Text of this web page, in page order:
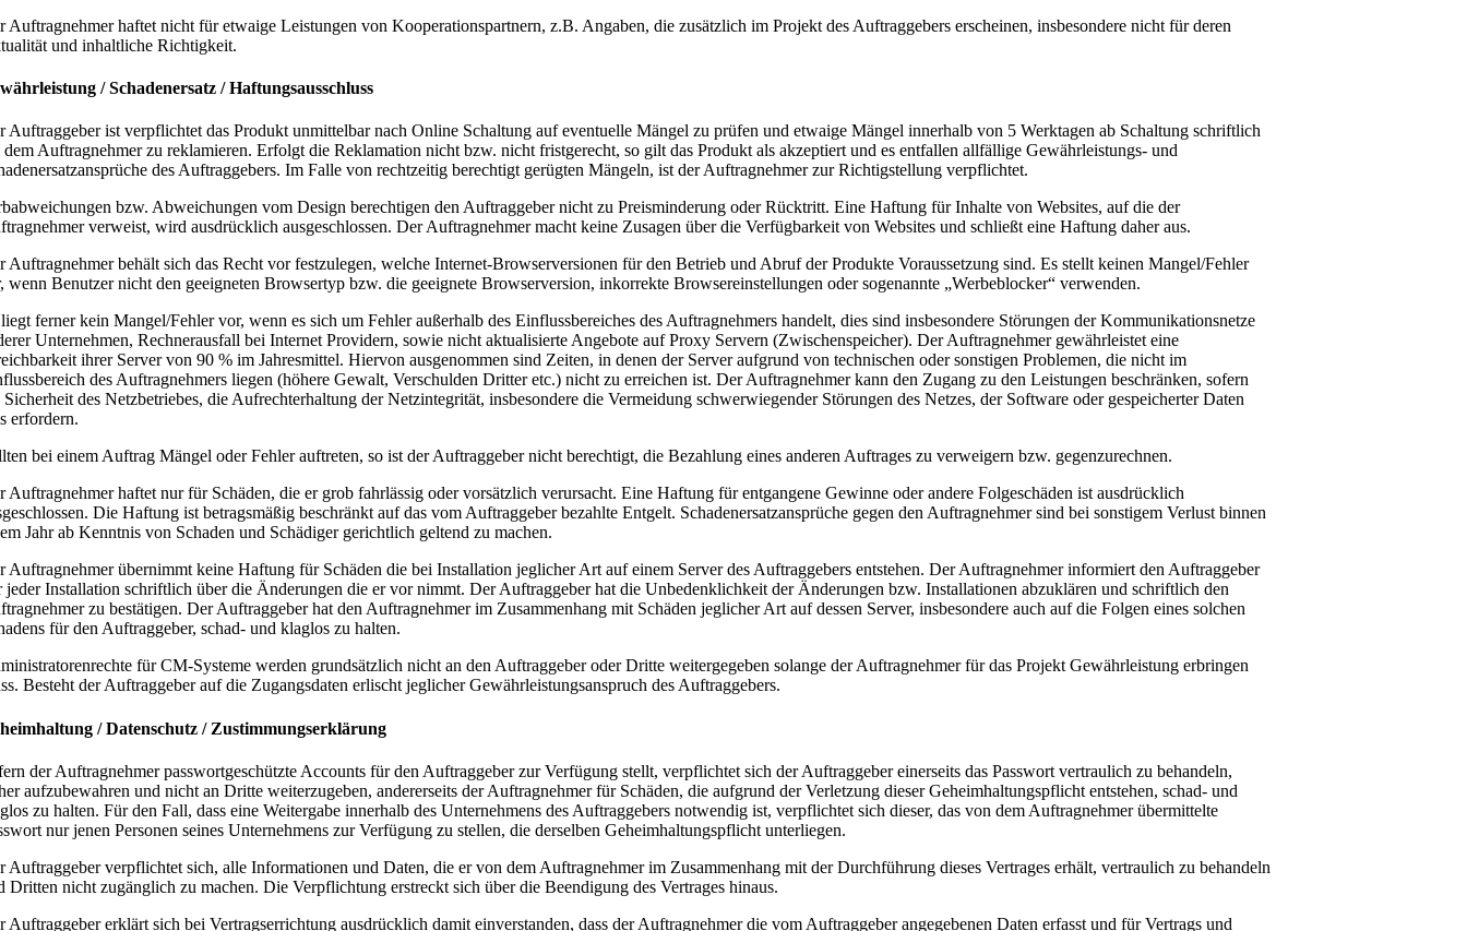
Auftragnehmer haftet nicht für etwaige Leistungen von Kooperationspartnern, z.B. Angaben, die zusätzlich im Projekt des Auftraggebers erscheinen, insbesondere nicht für deren
und inhaltliche Richtigkeit.
/ Schadenersatz / Haftungsausschluss
Auftraggeber ist verpflichtet das Produkt unmittelbar nach Online Schaltung auf eventuelle Mängel zu prüfen und etwaige Mängel innerhalb von 5 Werktagen ab Schaltung schriftlich
dem Auftragnehmer zu reklamieren. Erfolgt die Reklamation nicht bzw. nicht fristgerecht, so gilt das Produkt als akzeptiert und es entfallen allfällige Gewährleistungs- und
des Auftraggebers. Im Falle von rechtzeitig berechtigt gerügten Mängeln, ist der Auftragnehmer zur Richtigstellung verpflichtet.
bzw. Abweichungen vom Design berechtigen den Auftraggeber nicht zu Preisminderung oder Rücktritt. Eine Haftung für Inhalte von Websites, auf die der
verweist, wird ausdrücklich ausgeschlossen. Der Auftragnehmer macht keine Zusagen über die Verfügbarkeit von Websites und schließt eine Haftung daher aus.
Auftragnehmer behält sich das Recht vor festzulegen, welche Internet-Browserversionen für den Betrieb und Abruf der Produkte Voraussetzung sind. Es stellt keinen Mangel/Fehler
wenn Benutzer nicht den geeigneten Browsertyp bzw. die geeignete Browserversion, inkorrekte Browsereinstellungen oder sogenannte „Werbeblocker“ verwenden.
ferner kein Mangel/Fehler vor, wenn es sich um Fehler außerhalb des Einflussbereiches des Auftragnehmers handelt, dies sind insbesondere Störungen der Kommunikationsnetze
Unternehmen, Rechnerausfall bei Internet Providern, sowie nicht aktualisierte Angebote auf Proxy Servern (Zwischenspeicher). Der Auftragnehmer gewährleistet eine
ihrer Server von 90 % im Jahresmittel. Hiervon ausgenommen sind Zeiten, in denen der Server aufgrund von technischen oder sonstigen Problemen, die nicht im
des Auftragnehmers liegen (höhere Gewalt, Verschulden Dritter etc.) nicht zu erreichen ist. Der Auftragnehmer kann den Zugang zu den Leistungen beschränken, sofern
Sicherheit des Netzbetriebes, die Aufrechterhaltung der Netzintegrität, insbesondere die Vermeidung schwerwiegender Störungen des Netzes, der Software oder gespeicherter Daten
erfordern.
bei einem Auftrag Mängel oder Fehler auftreten, so ist der Auftraggeber nicht berechtigt, die Bezahlung eines anderen Auftrages zu verweigern bzw. gegenzurechnen.
Auftragnehmer haftet nur für Schäden, die er grob fahrlässig oder vorsätzlich verursacht. Eine Haftung für entgangene Gewinne oder andere Folgeschäden ist ausdrücklich
Die Haftung ist betragsmäßig beschränkt auf das vom Auftraggeber bezahlte Entgelt. Schadenersatzansprüche gegen den Auftragnehmer sind bei sonstigem Verlust binnen
Jahr ab Kenntnis von Schaden und Schädiger gerichtlich geltend zu machen.
Auftragnehmer übernimmt keine Haftung für Schäden die bei Installation jeglicher Art auf einem Server des Auftraggebers entstehen. Der Auftragnehmer informiert den Auftraggeber
jeder Installation schriftlich über die Änderungen die er vor nimmt. Der Auftraggeber hat die Unbedenklichkeit der Änderungen bzw. Installationen abzuklären und schriftlich den
zu bestätigen. Der Auftraggeber hat den Auftragnehmer im Zusammenhang mit Schäden jeglicher Art auf dessen Server, insbesondere auch auf die Folgen eines solchen
für den Auftraggeber, schad- und klaglos zu halten.
für CM-Systeme werden grundsätzlich nicht an den Auftraggeber oder Dritte weitergegeben solange der Auftragnehmer für das Projekt Gewährleistung erbringen
Besteht der Auftraggeber auf die Zugangsdaten erlischt jeglicher Gewährleistungsanspruch des Auftraggebers.
/ Datenschutz / Zustimmungserklärung
der Auftragnehmer passwortgeschützte Accounts für den Auftraggeber zur Verfügung stellt, verpflichtet sich der Auftraggeber einerseits das Passwort vertraulich zu behandeln,
aufzubewahren und nicht an Dritte weiterzugeben, andererseits der Auftragnehmer für Schäden, die aufgrund der Verletzung dieser Geheimhaltungspflicht entstehen, schad- und
zu halten. Für den Fall, dass eine Weitergabe innerhalb des Unternehmens des Auftraggebers notwendig ist, verpflichtet sich dieser, das von dem Auftragnehmer übermittelte
nur jenen Personen seines Unternehmens zur Verfügung zu stellen, die derselben Geheimhaltungspflicht unterliegen.
Auftraggeber verpflichtet sich, alle Informationen und Daten, die er von dem Auftragnehmer im Zusammenhang mit der Durchführung dieses Vertrages erhält, vertraulich zu behandeln
Dritten nicht zugänglich zu machen. Die Verpflichtung erstreckt sich über die Beendigung des Vertrages hinaus.
Auftraggeber erklärt sich bei Vertragserrichtung ausdrücklich damit einverstanden, dass der Auftragnehmer die vom Auftraggeber angegebenen Daten erfasst und für Vertrags und